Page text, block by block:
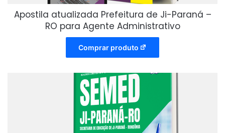
Apostila atualizada Prefeitura de Ji-Paraná –
RO para Agente Administrativo
Comprar produto